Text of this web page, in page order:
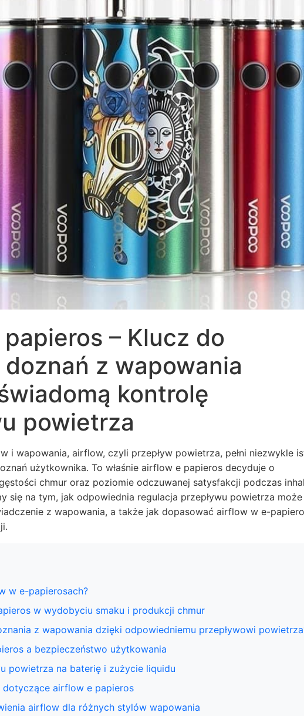
– Klucz do
z wapowania
kontrolę
powietrza
i wapowania, airflow, czyli przepływ powietrza, pełni niezwykle
użytkownika. To właśnie airflow e papieros decyduje o
chmur oraz poziomie odczuwanej satysfakcji podczas
się na tym, jak odpowiednia regulacja przepływu powietrza może
z wapowania, a także jak dopasować airflow w e-
w e-papierosach?
w wydobyciu smaku i produkcji chmur
z wapowania dzięki odpowiedniemu przepływowi
a bezpieczeństwo użytkowania
powietrza na baterię i zużycie liquidu
dotyczące airflow e papieros
airflow dla różnych stylów wapowania